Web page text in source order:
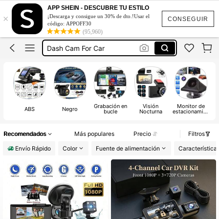
CONSEGUIR
×
APP SHEIN - DESCUBRE TU ESTILO
¡Descarga y consigue un 30% de dto.!Usar el
código: APPOFF30
(95,960)
Cámara De Reversa Para Carro
Cámara Para Carros
Pantalla Para Carro
Dash Cam For Car
Cámara Para Carros
ABS Negro Grabación en
bucle
Visión
Nocturna
Monitor de
estacionamien
Recomendados Más populares Precio
Filtros
Envío Rápido
Color Fuente de alimentación